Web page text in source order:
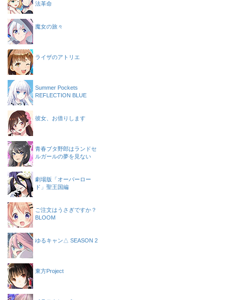
法革命
魔女の旅々
ライザのアトリエ
Summer Pockets
REFLECTION BLUE
彼女、お借りします
青春ブタ野郎はランドセ
ルガールの夢を見ない
劇場版「オーバーロー
ド」聖王国編
ご注文はうさぎですか？
BLOOM
ゆるキャン△ SEASON 2
東方Project